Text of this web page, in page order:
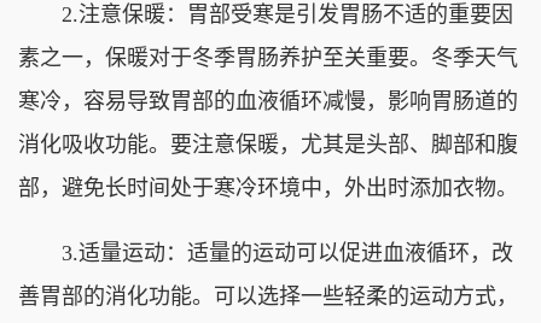
2.注意保暖：胃部受寒是引发胃肠不适的重要因
素之一，保暖对于冬季胃肠养护至关重要。冬季天气
寒冷，容易导致胃部的血液循环减慢，影响胃肠道的
消化吸收功能。要注意保暖，尤其是头部、脚部和腹
部，避免长时间处于寒冷环境中，外出时添加衣物。
3.适量运动：适量的运动可以促进血液循环，改
善胃部的消化功能。可以选择一些轻柔的运动方式，